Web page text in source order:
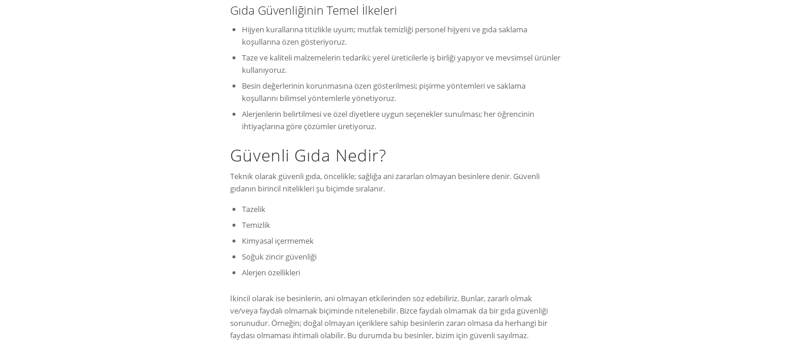
Gıda Güvenliğinin Temel İlkeleri
Hijyen kurallarına titizlikle uyum; mutfak temizliği personel hijyeni ve gıda saklama
koşullarına özen gösteriyoruz.
Taze ve kaliteli malzemelerin tedariki; yerel üreticilerle iş birliği yapıyor ve mevsimsel ürünler
kullanıyoruz.
Besin değerlerinin korunmasına özen gösterilmesi; pişirme yöntemleri ve saklama
koşullarını bilimsel yöntemlerle yönetiyoruz.
Alerjenlerin belirtilmesi ve özel diyetlere uygun seçenekler sunulması; her öğrencinin
ihtiyaçlarına göre çözümler üretiyoruz.
Güvenli Gıda Nedir?
Teknik olarak güvenli gıda, öncelikle; sağlığa ani zararları olmayan besinlere denir. Güvenli
gıdanın birincil nitelikleri şu biçimde sıralanır.
Tazelik
Temizlik
Kimyasal içermemek
Soğuk zincir güvenliği
Alerjen özellikleri
İkincil olarak ise besinlerin, ani olmayan etkilerinden söz edebiliriz. Bunlar, zararlı olmak
ve/veya faydalı olmamak biçiminde nitelenebilir. Bizce faydalı olmamak da bir gıda güvenliği
sorunudur. Örneğin; doğal olmayan içeriklere sahip besinlerin zararı olmasa da herhangi bir
faydası olmaması ihtimali olabilir. Bu durumda bu besinler, bizim için güvenli sayılmaz.